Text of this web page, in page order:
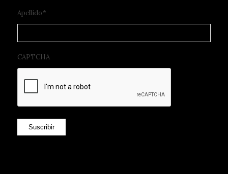
Apellido*
CAPTCHA
Suscribir